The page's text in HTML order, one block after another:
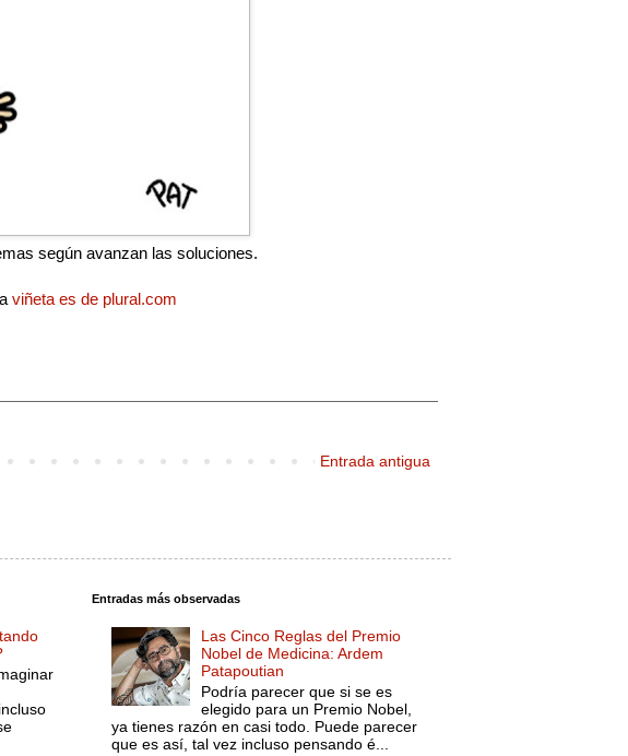
según avanzan las soluciones.
viñeta es de plural.com
Entrada antigua
Entradas más observadas
Las Cinco Reglas del Premio
Nobel de Medicina: Ardem
Patapoutian
Podría parecer que si se es
elegido para un Premio Nobel,
ya tienes razón en casi todo. Puede parecer
que es así, tal vez incluso pensando é...